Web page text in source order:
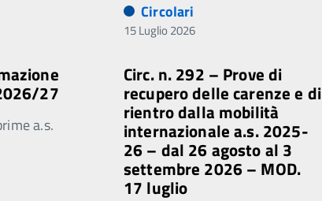
27
a.s.
Circolari
15 Luglio 2026
Circ. n. 292 – Prove di
recupero delle carenze e di
rientro dalla mobilità
internazionale a.s. 2025-
26 – dal 26 agosto al 3
settembre 2026 – MOD.
17 luglio